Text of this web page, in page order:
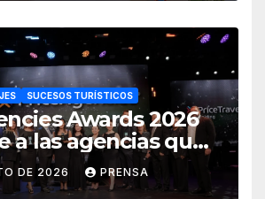
SUCESOS TURÍSTICOS
Awards 2026
a las agencias que
el crecimiento del
México
DE 2026 PRENSA